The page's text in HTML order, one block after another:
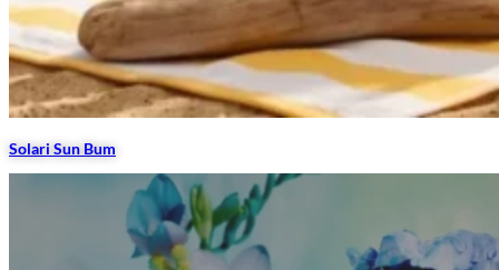
Solari Sun Bum